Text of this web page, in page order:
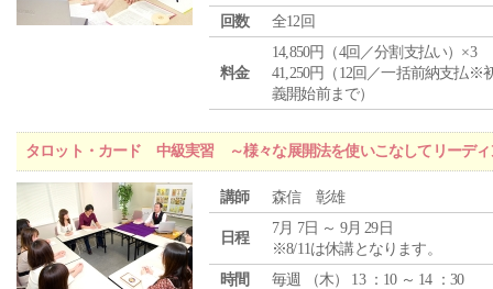
回数
全12回
料金
14,850円（4回／分割支払い）×3
41,250円（12回／一括前納支払※
義開始前まで）
タロット・カード 中級実習 ～様々な展開法を使いこなしてリーディ
講師 森信 彰雄
日程
7月 7日 ～ 9月 29日
※8/11は休講となります。
時間
毎週 （木） 13 ：10 ～ 14 ：30